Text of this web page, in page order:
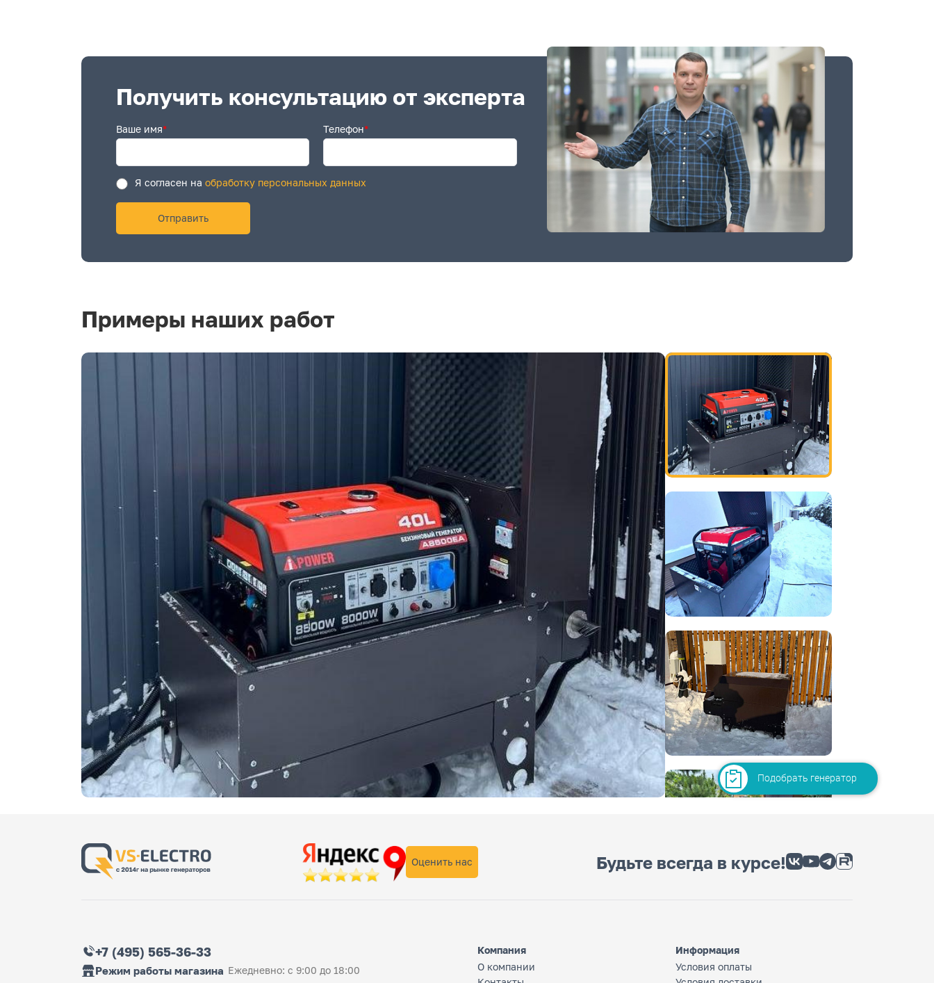
Получить консультацию от эксперта
Ваше имя* Телефон*
Я согласен на обработку персональных данных
Примеры наших работ
Оценить нас Будьте всегда в курсе!
+7 (495) 565-36-33
Режим работы магазина Ежедневно: с 9:00 до 18:00
Компания
О компании
Информация
Условия оплаты
Подобрать генератор